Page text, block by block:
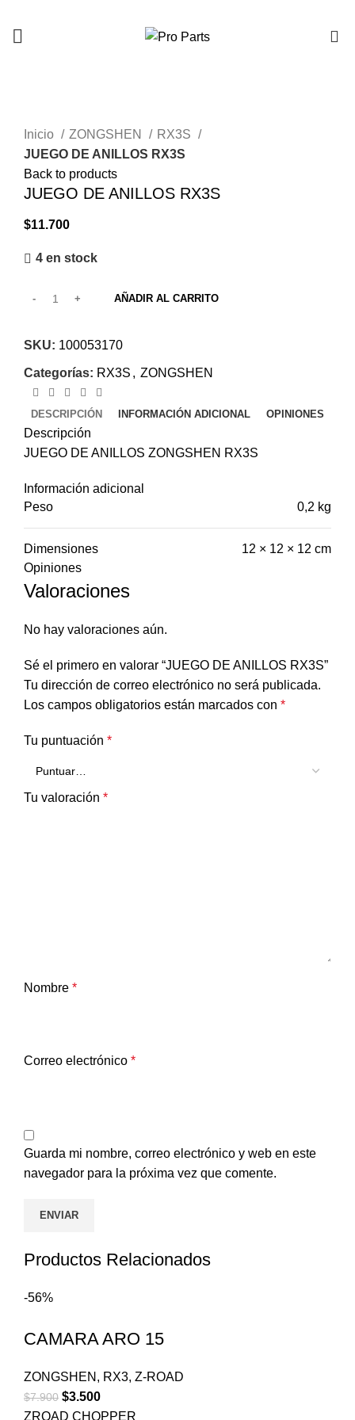
Inicio
ZONGSHEN
RX3S
JUEGO DE ANILLOS RX3S
Back to products
JUEGO DE ANILLOS RX3S
$11.700
4 en stock
AÑADIR AL CARRITO
SKU: 100053170
Categorías: RX3S , ZONGSHEN
DESCRIPCIÓN INFORMACIÓN ADICIONAL OPINIONES
Descripción
JUEGO DE ANILLOS ZONGSHEN RX3S
Información adicional
Peso
0,2 kg
Dimensiones
12 × 12 × 12 cm
Opiniones
Valoraciones
No hay valoraciones aún.
Sé el primero en valorar “JUEGO DE ANILLOS RX3S”
Tu dirección de correo electrónico no será publicada.
Los campos obligatorios están marcados con *
Tu puntuación *
Tu valoración *
Nombre *
Correo electrónico *
Guarda mi nombre, correo electrónico y web en este
navegador para la próxima vez que comente.
Productos Relacionados
-56%
CAMARA ARO 15
ZONGSHEN , RX3, Z-ROAD
$7.900 $3.500
ZROAD CHOPPER